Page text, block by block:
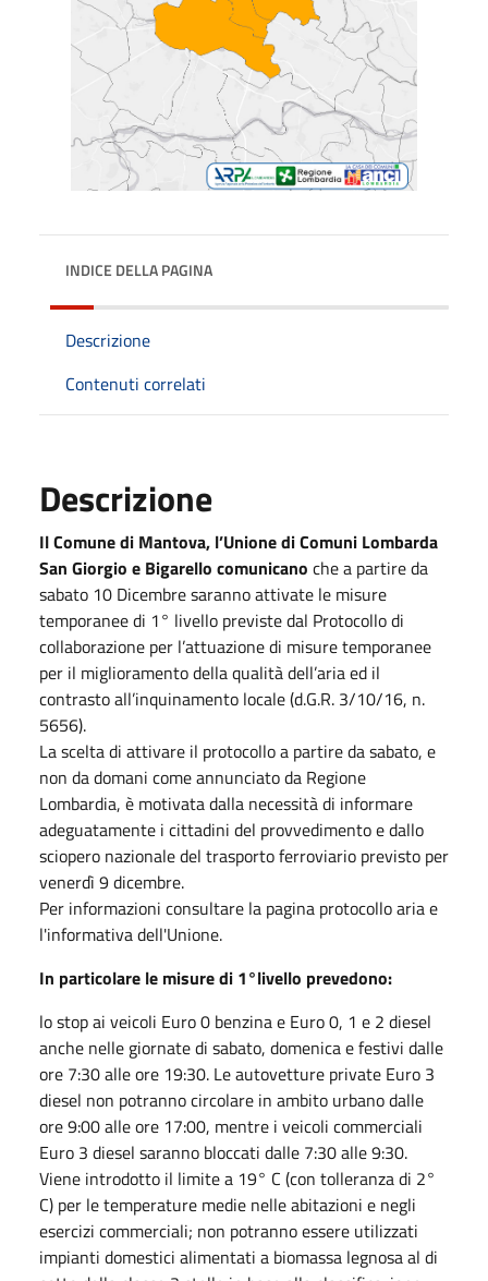
INDICE DELLA PAGINA
Descrizione
Contenuti correlati
Descrizione
Il Comune di Mantova, l’Unione di Comuni Lombarda
San Giorgio e Bigarello comunicano che a partire da
sabato 10 Dicembre saranno attivate le misure
temporanee di 1° livello previste dal Protocollo di
collaborazione per l’attuazione di misure temporanee
per il miglioramento della qualità dell’aria ed il
contrasto all’inquinamento locale (d.G.R. 3/10/16, n.
5656).
La scelta di attivare il protocollo a partire da sabato, e
non da domani come annunciato da Regione
Lombardia, è motivata dalla necessità di informare
adeguatamente i cittadini del provvedimento e dallo
sciopero nazionale del trasporto ferroviario previsto per
venerdì 9 dicembre.
Per informazioni consultare la pagina protocollo aria e
l'informativa dell'Unione.
In particolare le misure di 1°livello prevedono:
lo stop ai veicoli Euro 0 benzina e Euro 0, 1 e 2 diesel
anche nelle giornate di sabato, domenica e festivi dalle
ore 7:30 alle ore 19:30. Le autovetture private Euro 3
diesel non potranno circolare in ambito urbano dalle
ore 9:00 alle ore 17:00, mentre i veicoli commerciali
Euro 3 diesel saranno bloccati dalle 7:30 alle 9:30.
Viene introdotto il limite a 19° C (con tolleranza di 2°
C) per le temperature medie nelle abitazioni e negli
esercizi commerciali; non potranno essere utilizzati
impianti domestici alimentati a biomassa legnosa al di